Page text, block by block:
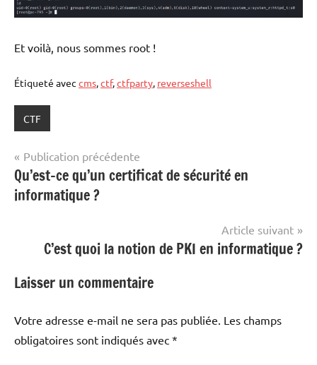
Et voilà, nous sommes root !
Étiqueté avec cms,ctf,ctfparty, reverseshell
CTF
Navigation
de
l’article
Publication précédente
Qu’est-ce qu’un certificat de sécurité en
informatique ?
Article suivant
C’est quoi la notion de PKI en informatique ?
Laisser un commentaire
Votre adresse e-mail ne sera pas publiée. Les champs
obligatoires sont indiqués avec *